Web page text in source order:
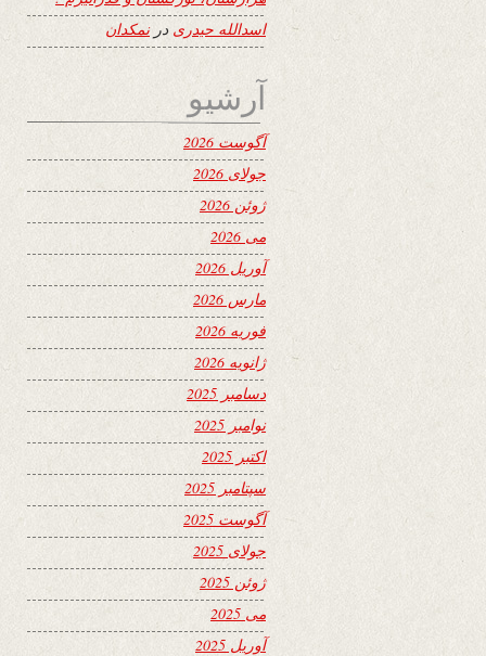
اسدالله حیدری درنمکدان
آرشیو
آگوست 2026
جولای 2026
ژوئن 2026
می 2026
آوریل 2026
مارس 2026
فوریه 2026
ژانویه 2026
دسامبر 2025
نوامبر 2025
اکتبر 2025
سپتامبر 2025
آگوست 2025
جولای 2025
ژوئن 2025
می 2025
آوریل 2025